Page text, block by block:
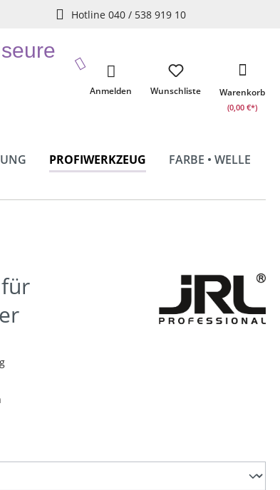
Hotline 040 / 538 919 10
Wunschliste
Anmelden Warenkorb
(0,00 €*)
PROFIWERKZEUG
FARBE • WELLE